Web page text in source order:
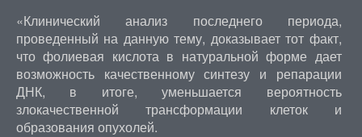
«Клинический анализ последнего периода,
проведенный на данную тему, доказывает тот факт,
что фолиевая кислота в натуральной форме дает
возможность качественному синтезу и репарации
ДНК, в итоге, уменьшается вероятность
злокачественной трансформации клеток и
образования опухолей.